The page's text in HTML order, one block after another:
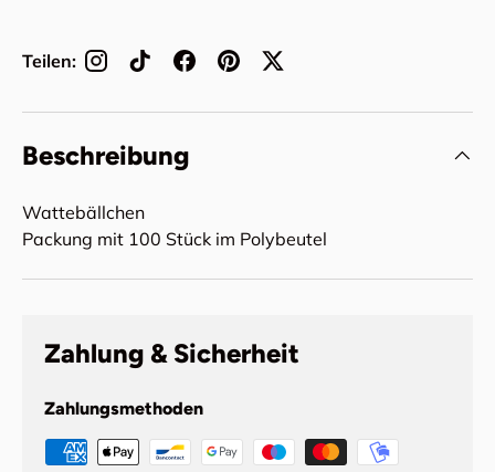
Teilen:
Beschreibung
Wattebällchen
Packung mit 100 Stück im Polybeutel
Zahlung & Sicherheit
Zahlungsmethoden